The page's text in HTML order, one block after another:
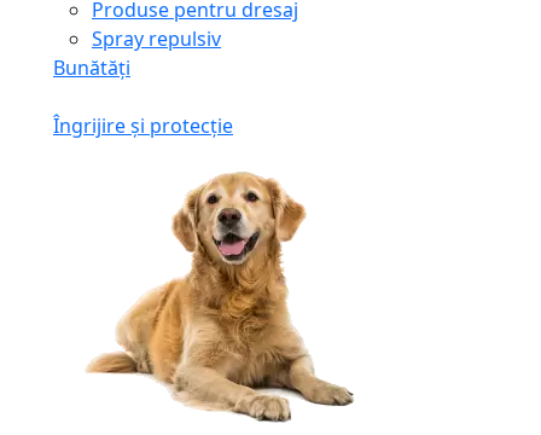
Produse pentru dresaj
Spray repulsiv
Bunătăți
Îngrijire și protecție